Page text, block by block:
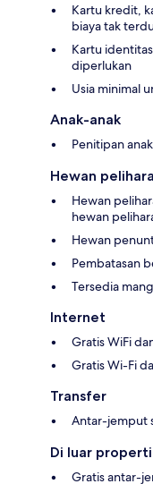
Kartu kredit,
biaya tak
Kartu
diperlukan
Usia minimal
Anak-anak
Penitipan
Hewan
Hewan
hewan
Hewan
Pembatasan
Tersedia
Internet
Gratis WiFi
Gratis Wi-Fi
Transfer
Antar-jemput
Di luar properti
Gratis antar-